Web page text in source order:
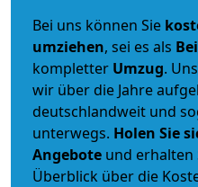
Bei uns können Sie
umziehen, sei es als
kompletter Umzug.
wir über die Jahre
deutschlandweit und
unterwegs. Holen Sie
Angebote und erhalten
Überblick über die